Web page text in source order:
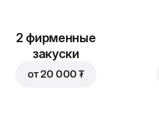
2 фирменные
закуски
от20 000 ₮